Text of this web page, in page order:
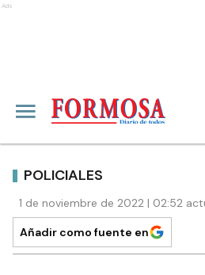
Ads
POLICIALES
1 de noviembre de 2022 | 02:52
Añadir como fuente en